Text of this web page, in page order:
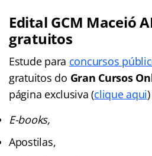
Edital GCM Maceió
gratuitos
Estude para concursos
gratuitos do Gran Cursos
página exclusiva (clique aqui
E-books,
Apostilas,